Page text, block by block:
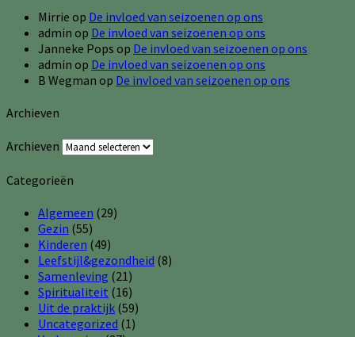
Mirrie op De invloed van seizoenen op ons
admin op De invloed van seizoenen op ons
Janneke Pops op De invloed van seizoenen op ons
admin op De invloed van seizoenen op ons
B Wegman op De invloed van seizoenen op ons
Archieven
Archieven
Categorieën
Algemeen (29)
Gezin (55)
Kinderen (49)
Leefstijl&gezondheid (8)
Samenleving (21)
Spiritualiteit (16)
Uit de praktijk (59)
Uncategorized (1)